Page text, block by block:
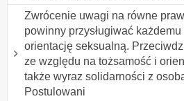
Zwrócenie uwagi na równe
powinny przysługiwać
orientację seksualną.
ze względu na tożsamość i
także wyraz solidarności z
Postulowani